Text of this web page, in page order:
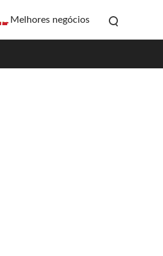
Melhores negócios